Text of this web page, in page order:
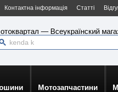
Контактна інформація Статті
— Всеукраїнский
Мотозапчастини